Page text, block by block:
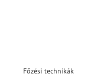
Főzési technikák